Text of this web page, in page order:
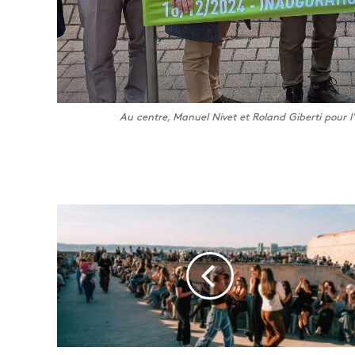
Au centre, Manuel Nivet et Roland Giberti pour
r
s
e
i
e